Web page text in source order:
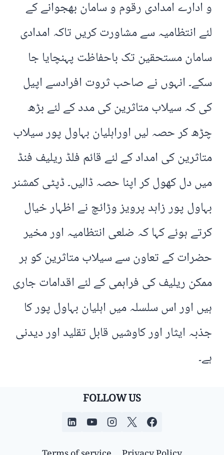
و ادارے امدادی رقوم و سامان بھجوانے کے
لئے انتظامیہ سے مشاورت کریں تاکہ امدادی
سامان مستحقین تک باحفاظت پہنچایا جا
سکے۔ انہوں نے صاحب ثروت افرادسے اپیل
کی کہ سیلاب متاثرین کی مدد کے لئے بڑھ
چڑھ کر حصہ لیں اوراہلیان بہاول پور سیلاب
متاثرین کی امداد کے لئے قائم فلڈ ریلیف فنڈ
میں دل کھول کر اپنا حصہ ڈالیں۔ ڈپٹی کمشنر
بہاول پور زاہد پرویز وڑائچ نے اظہار خیال
کرتے ہوئے کہا کہ ضلعی انتظامیہ اور مخیر
حضرات کے تعاون سے سیلاب متاثرین کو ہر
ممکن ریلیف کی فراہمی کے لئے اقدامات جاری
ہیں اور اس سلسلہ میں اہلیان بہاول پور کا
جذبہ ایثار اور کاوشیں قابل تقلید اور دیدنی
ہے۔
FOLLOW US